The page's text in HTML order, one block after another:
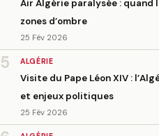
Air Algérie paralysée : quand
zones d’ombre
25 Fév 2026
5 ALGÉRIE
Visite du Pape Léon XIV :
et enjeux politiques
25 Fév 2026